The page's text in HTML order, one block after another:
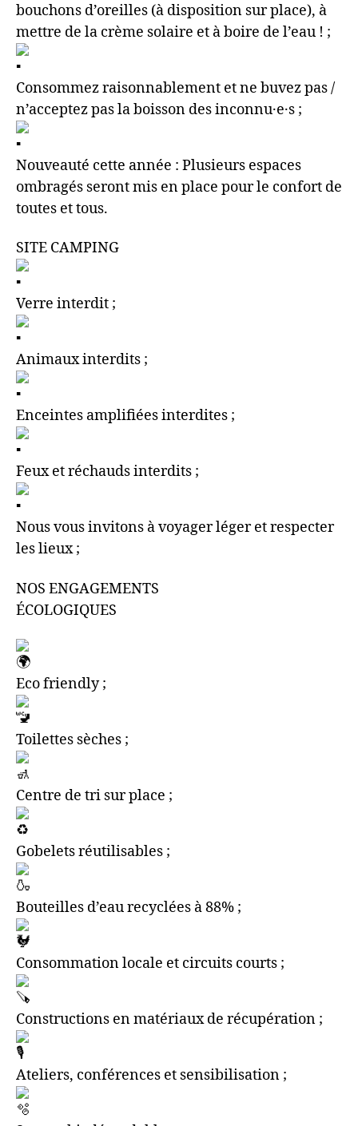
bouchons d’oreilles (à disposition sur place), à
mettre de la crème solaire et à boire de l’eau ! ;
Consommez raisonnablement et ne buvez pas /
n’acceptez pas la boisson des inconnu·e·s ;
Nouveauté cette année : Plusieurs espaces
ombragés seront mis en place pour le confort de
toutes et tous.
SITE CAMPING
Verre interdit ;
Animaux interdits ;
Enceintes amplifiées interdites ;
Feux et réchauds interdits ;
Nous vous invitons à voyager léger et respecter
les lieux ;
NOS ENGAGEMENTS
ÉCOLOGIQUES
Eco friendly ;
Toilettes sèches ;
Centre de tri sur place ;
Gobelets réutilisables ;
Bouteilles d’eau recyclées à 88% ;
Consommation locale et circuits courts ;
Constructions en matériaux de récupération ;
Ateliers, conférences et sensibilisation ;